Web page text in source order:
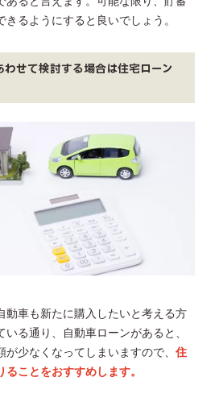
きるようにすると良いでしょう。
せて検討する場合は住宅ローン
動車も新たに購入したいと考える方
いる通り、自動車ローンがあると、
少なくなってしまいますので、 住
ことをおすすめします。